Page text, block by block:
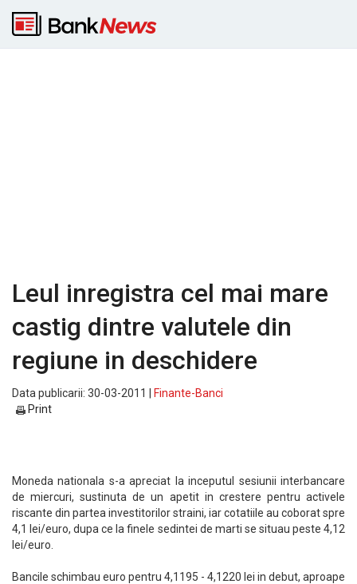
Leul inregistra cel mai mare
castig dintre valutele din
regiune in deschidere
Data publicarii: 30-03-2011 |
Finante-Banci
Print
Moneda nationala s-a apreciat la inceputul sesiunii interbancare
de miercuri, sustinuta de un apetit in crestere pentru activele
riscante din partea investitorilor straini, iar cotatiile au coborat spre
4,1 lei/euro, dupa ce la finele sedintei de marti se situau peste 4,12
lei/euro.
Bancile schimbau euro pentru 4,1195 - 4,1220 lei in debut, aproape